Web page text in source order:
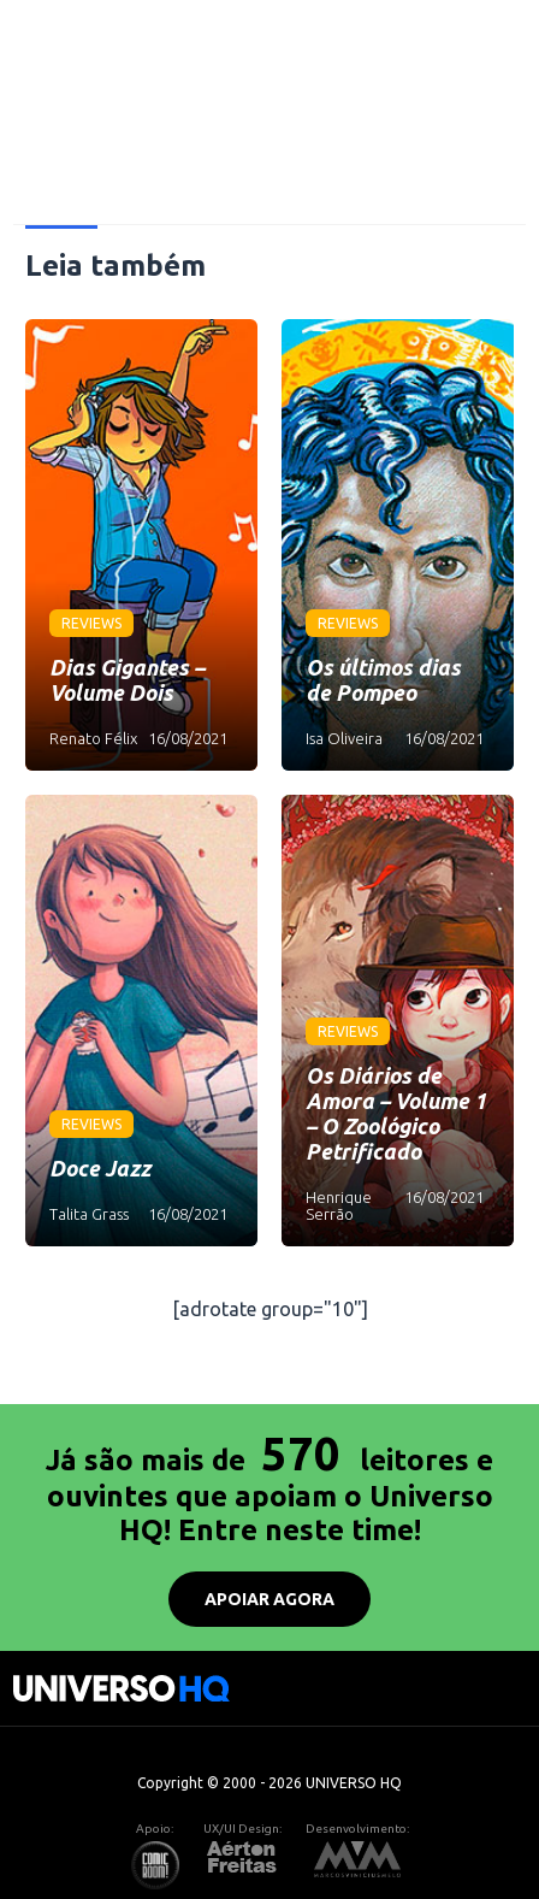
Leia também
REVIEWS
Dias Gigantes –
Volume Dois
Renato Félix 16/08/2021
REVIEWS
Os últimos dias
de Pompeo
Isa Oliveira 16/08/2021
REVIEWS
Doce Jazz
Talita Grass 16/08/2021
REVIEWS
Os Diários de
Amora – Volume 1
– O Zoológico
Petrificado
Henrique
Serrão
16/08/2021
[adrotate group="10"]
Já são mais de 570
leitores e
ouvintes que apoiam o Universo
HQ! Entre neste time!
APOIAR AGORA
Copyright © 2000 - 2026 UNIVERSO HQ
Apoio: UX/UI Design: Desenvolvimento: